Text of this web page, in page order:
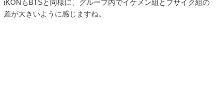
iKONもBTSと同様に、グループ内でイケメン組とブサイク組の
差が大きいように感じますね。